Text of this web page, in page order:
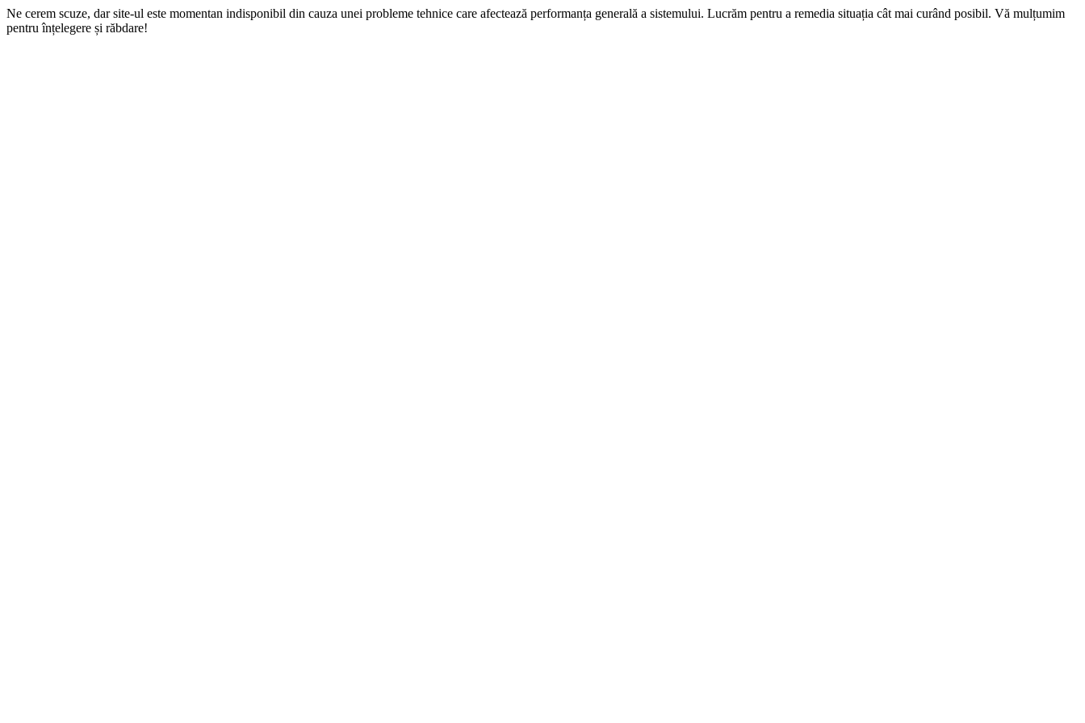
Ne cerem scuze, dar site-ul este momentan indisponibil din cauza unei probleme tehnice care afectează performanța generală a sistemului. Lucrăm pentru a remedia situația cât mai curând posibil. Vă mulțumim
pentru înțelegere și răbdare!